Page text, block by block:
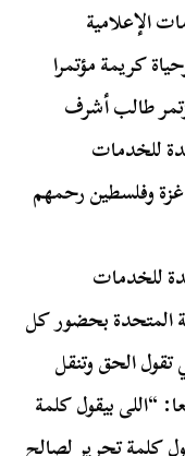
الإعلامية
كريمة مؤتمرا
طالب أشرف
للخدمات
غزة وفلسطين رحمهم
للخدمات
المتحدة بحضور كل
تقول الحق وتنقل
“اللى بيقول كلمة
كلمة تحرير لصالح